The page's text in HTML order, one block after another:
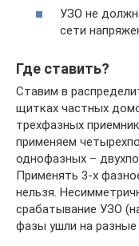
УЗО не
сети
Где ставить?
Ставим в
щитках частных
трехфазных
применяем
однофазных –
Применять 3-х
нельзя.
срабатывание УЗО
фазы ушли на разные